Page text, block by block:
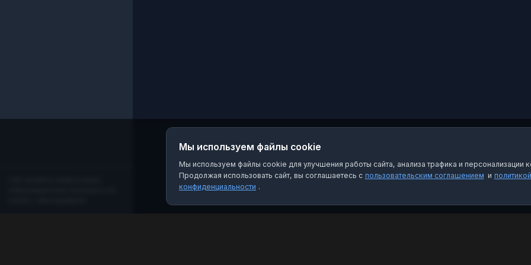
Мы используем файлы cookie
Мы используем файлы cookie для улучшения работы сайта, анализа трафика и персонализации
Продолжая использовать сайт, вы соглашаетесь с пользовательским соглашением и политикой
конфиденциальности .